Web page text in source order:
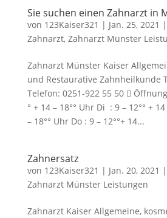
Sie suchen einen Zahnarzt in
von 123Kaiser321 | Jan. 25, 2021 |
Zahnarzt, Zahnarzt Münster
Zahnarzt Münster Kaiser
und Restaurative Zahnheilkunde
Telefon: 0251-922 55 50 
° + 14 – 18°° Uhr Di : 9 – 12°° +
– 18°° Uhr Do : 9 – 12°°+ 14...
Zahnersatz
von 123Kaiser321 | Jan. 20, 2021 |
Zahnarzt Münster Leistungen
Zahnarzt Kaiser Allgemeine,